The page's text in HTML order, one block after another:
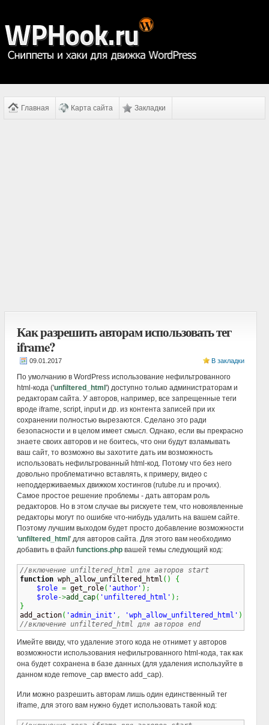
Главная Карта сайта Закладки
Как разрешить авторам использовать тег
iframe?
В закладки
По умолчанию в WordPress использование нефильтрованного
html-кода ('unfiltered_html ') доступно только администраторам и
редакторам сайта. У авторов, например, все запрещенные теги
вроде iframe, script, input и др. из контента записей при их
сохранении полностью вырезаются. Сделано это ради
безопасности и в целом имеет смысл. Однако, если вы прекрасно
знаете своих авторов и не боитесь, что они будут взламывать
ваш сайт, то возможно вы захотите дать им возможность
использовать нефильтрованный html-код. Потому что без него
довольно проблематично вставлять, к примеру, видео с
неподдерживаемых движком хостингов (rutube.ru и прочих).
Самое простое решение проблемы - дать авторам роль
редакторов. Но в этом случае вы рискуете тем, что новоявленные
редакторы могут по ошибке что-нибудь удалить на вашем сайте.
Поэтому лучшим выходом будет просто добавление возможности
'unfiltered_html ' для авторов сайта. Для этого вам необходимо
добавить в файл functions.phpвашей темы следующий код:
//включение unfiltered_html для авторов start
function wph_allow_unfiltered_html ( )
{
$role = get_role( 'author' ) ;
$role->add_cap( 'unfiltered_html' ) ;
}
add_action( 'admin_init' , 'wph_allow_unfiltered_html' )
//включение unfiltered_html для авторов end
Имейте ввиду, что удаление этого кода не отнимет у авторов
возможности использования нефильтрованного html-кода, так как
она будет сохранена в базе данных (для удаления используйте в
данном коде remove_cap вместо add_cap).
Или можно разрешить авторам лишь один единственный тег
iframe, для этого вам нужно будет использовать такой код: